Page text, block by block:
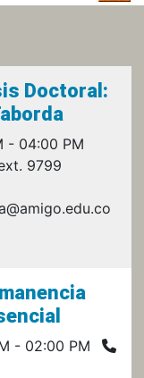
Doctoral:
- 04:00 PM
9799
- 02:00 PM